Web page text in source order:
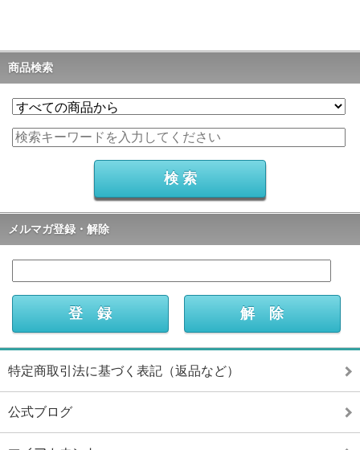
商品検索
メルマガ登録・解除
特定商取引法に基づく表記（返品など）
公式ブログ